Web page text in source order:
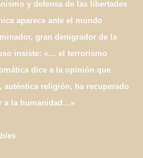
y defensa de las libertades
aparece ante el mundo
gran denigrador de la
insiste: «… el terrorismo
dice a la opinión que
auténtica religión, ha recuperado
a la humanidad…»